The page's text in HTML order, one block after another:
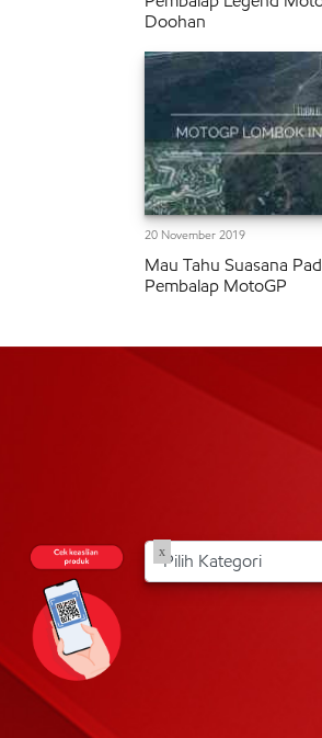
Doohan
20 November 2019
Mau Tahu Suasana
Pembalap MotoGP
x